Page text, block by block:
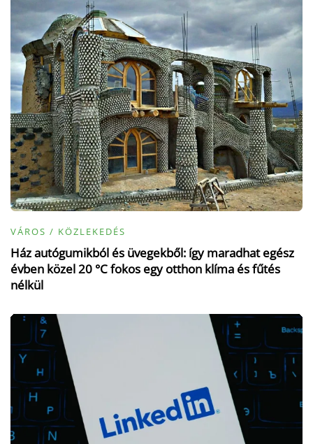
VÁROS / KÖZLEKEDÉS
Ház autógumikból és üvegekből: így maradhat egész
évben közel 20 °C fokos egy otthon klíma és fűtés
nélkül